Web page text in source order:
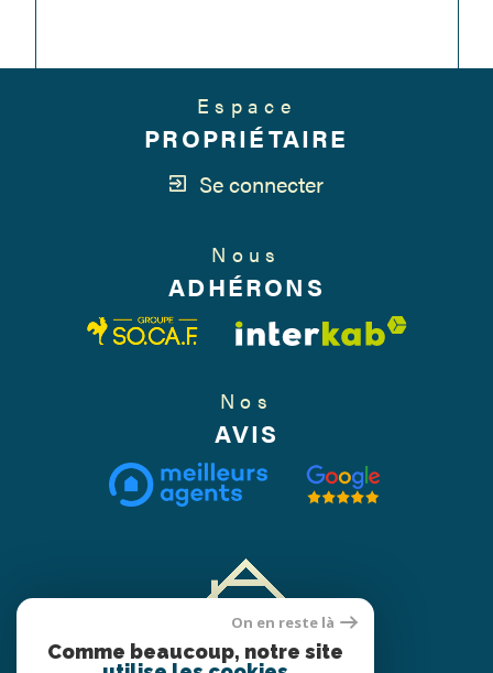
Espace
PROPRIÉTAIRE
Se connecter
Nous
ADHÉRONS
Nos
AVIS
On en reste là
Comme beaucoup, notre site